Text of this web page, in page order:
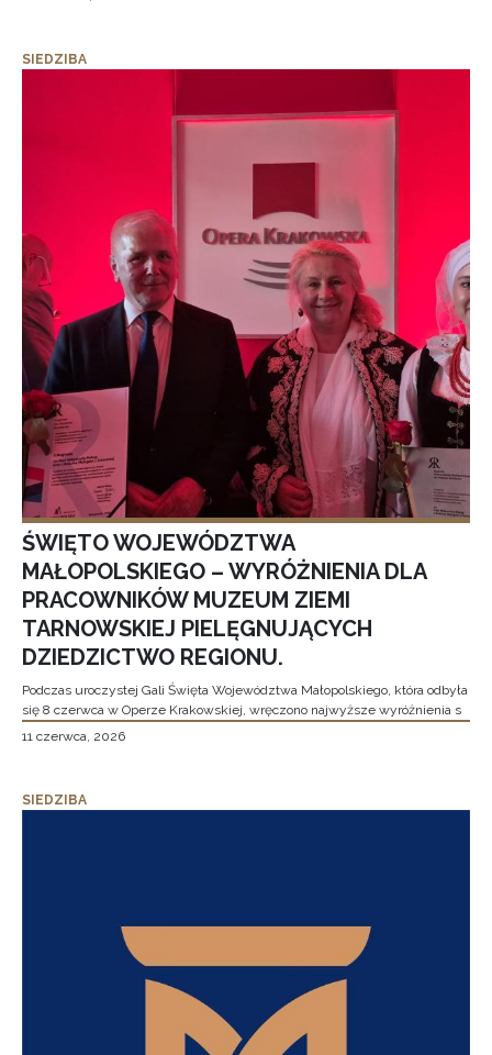
SIEDZIBA
ŚWIĘTO WOJEWÓDZTWA
MAŁOPOLSKIEGO – WYRÓŻNIENIA DLA
PRACOWNIKÓW MUZEUM ZIEMI
TARNOWSKIEJ PIELĘGNUJĄCYCH
DZIEDZICTWO REGIONU.
Podczas uroczystej Gali Święta Województwa Małopolskiego, która odbyła
się 8 czerwca w Operze Krakowskiej, wręczono najwyższe wyróżnienia s
11 czerwca, 2026
SIEDZIBA